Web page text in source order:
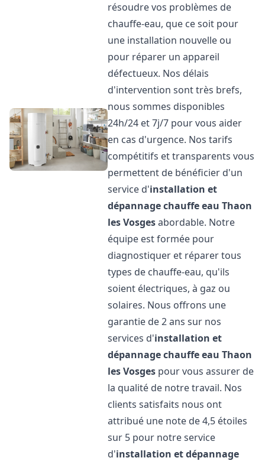
résoudre vos problèmes de
chauffe-eau, que ce soit pour
une installation nouvelle ou
pour réparer un appareil
défectueux. Nos délais
d'intervention sont très brefs,
nous sommes disponibles
24h/24 et 7j/7 pour vous aider
en cas d'urgence. Nos tarifs
compétitifs et transparents vous
permettent de bénéficier d'un
service d'installation et
dépannage chauffe eau Thaon
les Vosgesabordable. Notre
équipe est formée pour
diagnostiquer et réparer tous
types de chauffe-eau, qu'ils
soient électriques, à gaz ou
solaires. Nous offrons une
garantie de 2 ans sur nos
services d'installation et
dépannage chauffe eau Thaon
les Vosges pour vous assurer de
la qualité de notre travail. Nos
clients satisfaits nous ont
attribué une note de 4,5 étoiles
sur 5 pour notre service
d'installation et dépannage